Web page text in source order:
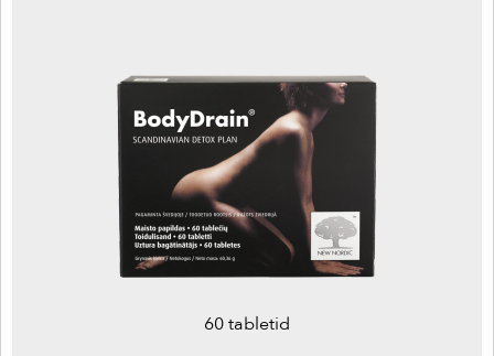
60 tabletid